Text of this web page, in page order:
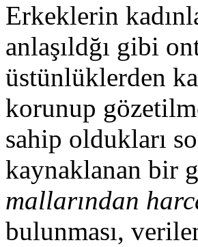
Erkeklerin
anlaşıldğı gibi
üstünlüklerden
korunup
sahip oldukları
kaynaklanan bir
mallarından
bulunması,